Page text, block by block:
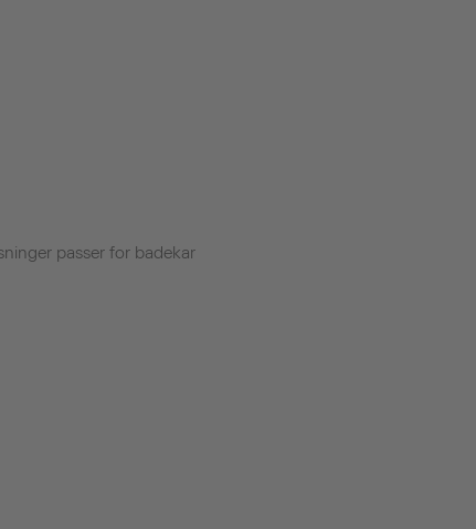
passer for badekar